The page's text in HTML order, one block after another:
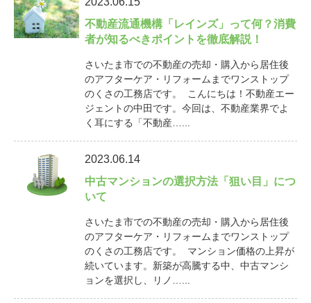
不動産流通機構「レインズ」って何？消費
者が知るべきポイントを徹底解説！
さいたま市での不動産の売却・購入から居住後
のアフターケア・リフォームまでワンストップ
のくさの工務店です。 こんにちは！不動産エー
ジェントの中田です。今回は、不動産業界でよ
く耳にする「不動産…...
2023.06.14
中古マンションの選択方法「狙い目」につ
いて
さいたま市での不動産の売却・購入から居住後
のアフターケア・リフォームまでワンストップ
のくさの工務店です。 マンション価格の上昇が
続いています。新築が高騰する中、中古マンシ
ョンを選択し、リノ…...